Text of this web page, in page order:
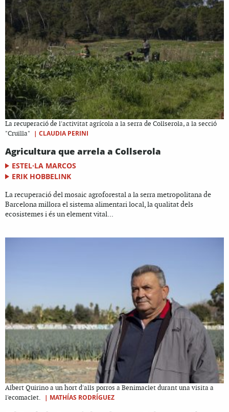
La recuperació de l'activitat agrícola a la serra de Collserola, a la secció
"Cruïlla"
| CLAUDIA PERINI
Agricultura que arrela a Collserola
ESTEL·LA MARCOS
ERIK HOBBELINK
La recuperació del mosaic agroforestal a la serra metropolitana de
Barcelona millora el sistema alimentari local, la qualitat dels
ecosistemes i és un element vital...
Albert Quirino a un hort d'alls porros a Benimaclet durant una visita a
l'ecomaclet.
| MATHÍAS RODRÍGUEZ